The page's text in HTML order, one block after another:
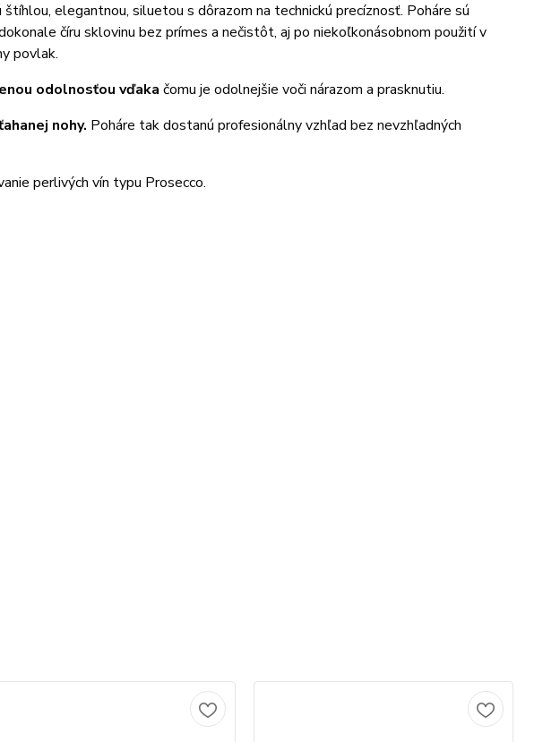
štíhlou, elegantnou, siluetou s dôrazom na technickú precíznosť. Poháre sú
číru sklovinu bez prímes a nečistôt, aj po niekoľkonásobnom použití v
povlak.
odolnosťou vďaka čomu je odolnejšie voči nárazom a prasknutiu.
nohy. Poháre tak dostanú profesionálny vzhľad bez nevzhľadných
perlivých vín typu Prosecco.